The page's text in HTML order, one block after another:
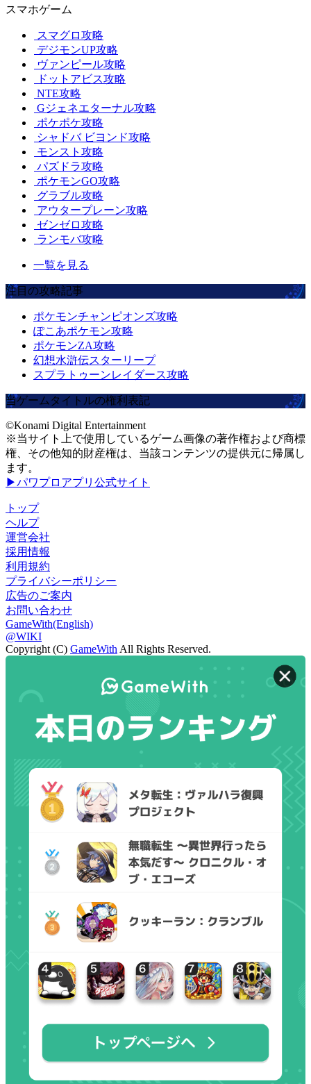
スマホゲーム
スマグロ攻略
デジモンUP攻略
ヴァンピール攻略
ドットアビス攻略
NTE攻略
Gジェネエターナル攻略
ポケポケ攻略
シャドバ ビヨンド攻略
モンスト攻略
パズドラ攻略
ポケモンGO攻略
グラブル攻略
アウタープレーン攻略
ゼンゼロ攻略
ランモバ攻略
一覧を見る
注目の攻略記事
ポケモンチャンピオンズ攻略
ぽこあポケモン攻略
ポケモンZA攻略
幻想水滸伝スターリープ
スプラトゥーンレイダース攻略
当ゲームタイトルの権利表記
©Konami Digital Entertainment
※当サイト上で使用しているゲーム画像の著作権および商標
権、その他知的財産権は、当該コンテンツの提供元に帰属し
ます。
▶パワプロアプリ公式サイト
トップ
ヘルプ
運営会社
採用情報
利用規約
プライバシーポリシー
広告のご案内
お問い合わせ
GameWith(English)
@WIKI
Copyright (C) GameWith All Rights Reserved.